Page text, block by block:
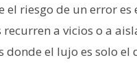
el riesgo de un error
a vicios o a
donde el lujo es solo